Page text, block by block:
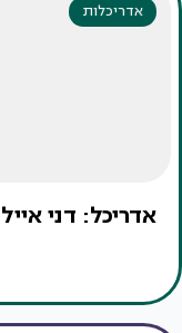
אדריכלות
אדריכל: דני אייל